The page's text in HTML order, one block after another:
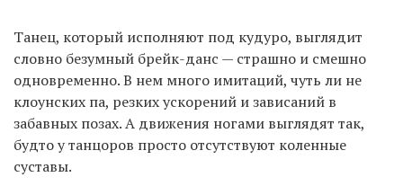
Танец, который исполняют под кудуро, выглядит
словно безумный брейк-данс — страшно и смешно
одновременно. В нем много имитаций, чуть ли не
клоунских па, резких ускорений и зависаний в
забавных позах. А движения ногами выглядят так,
будто у танцоров просто отсутствуют коленные
суставы.